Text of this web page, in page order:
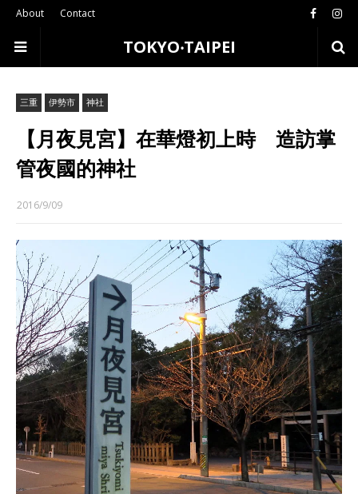
About Contact
TOKYO‧TAIPEI
三重 伊勢市 神社
【月夜見宮】在華燈初上時 造訪掌
管夜國的神社
2016/9/09